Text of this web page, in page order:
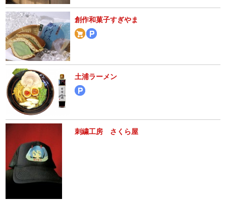
創作和菓子すぎやま
土浦ラーメン
刺繍工房 さくら屋